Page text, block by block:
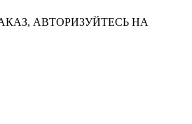
АВТОРИЗУЙТЕСЬ НА